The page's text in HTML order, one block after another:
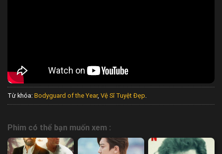
Từ khóa: Bodyguard of the Year, Vệ Sĩ Tuyệt Đẹp
Phim có thể bạn muốn xem :